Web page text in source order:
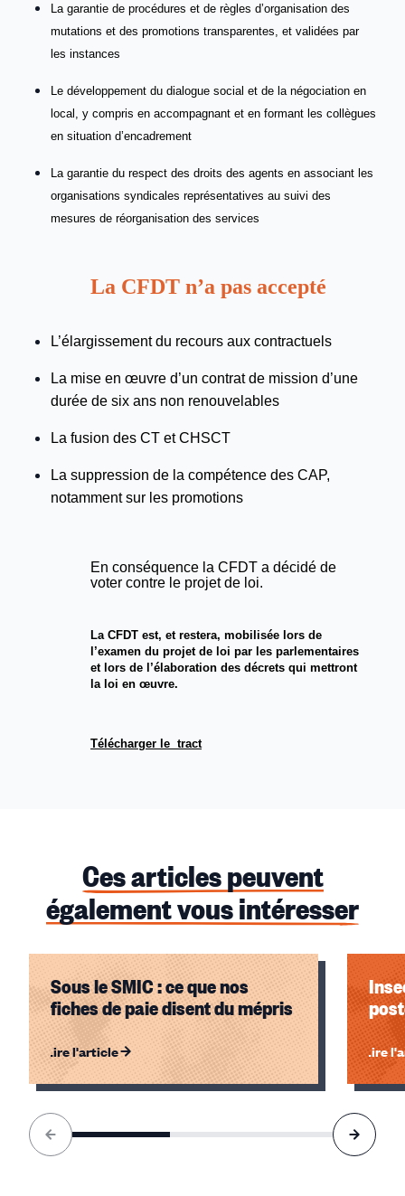
La garantie de procédures et de règles d’organisation des
mutations et des promotions transparentes, et validées par
les instances
Le développement du dialogue social et de la négociation en
local, y compris en accompagnant et en formant les collègues
en situation d’encadrement
La garantie du respect des droits des agents en associant les
organisations syndicales représentatives au suivi des
mesures de réorganisation des services
La CFDT n’a pas accepté
L’élargissement du recours aux contractuels
La mise en œuvre d’un contrat de mission d’une
durée de six ans non renouvelables
La fusion des CT et CHSCT
La suppression de la compétence des CAP,
notamment sur les promotions
En conséquence la CFDT a décidé de
voter contre le projet de loi.
La CFDT est, et restera, mobilisée lors de
l’examen du projet de loi par les parlementaires
et lors de l’élaboration des décrets qui mettront
la loi en œuvre.
Télécharger le tract
Ces articles peuvent
également vous intéresser
Sous le SMIC : ce que nos
fiches de paie disent du mépris
Lire l'article Lire